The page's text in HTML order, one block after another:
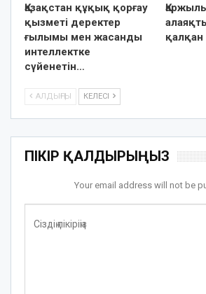
Қазақстан құқық қорғау
қызметі деректер
ғылымы мен жасанды
интеллектке
сүйенетін…
қалқан
АЛДЫҢҒЫ КЕЛЕСІ
ПІКІР ҚАЛДЫРЫҢЫЗ
Your email address will not be